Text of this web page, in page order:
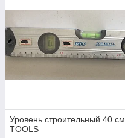
Уровень строительный 40 см
TOOLS